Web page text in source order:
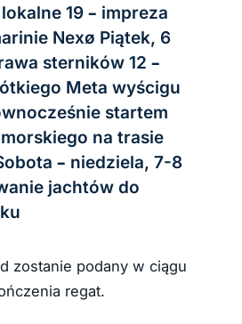
19 – impreza
Nexø Piątek, 6
sterników 12 –
Meta wyścigu
startem
na trasie
– niedziela, 7-8
jachtów do
zostanie podany w ciągu
regat.